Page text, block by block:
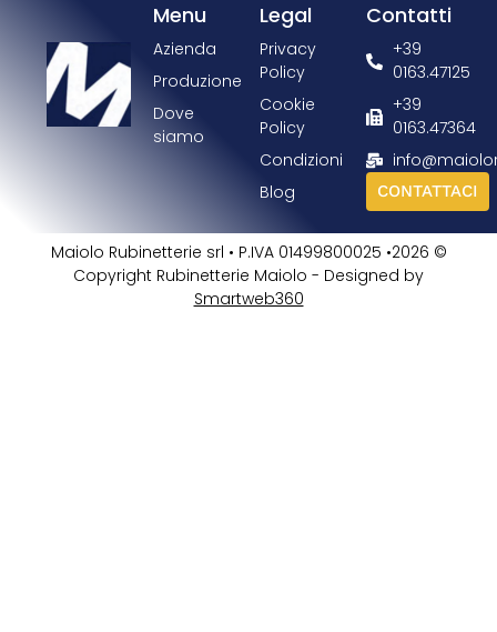
Menu
Azienda
Produzione
Dove
siamo
Legal
Privacy
Policy
Cookie
Policy
Condizioni
Blog
Contatti
+39
0163.47125
+39
0163.47364
CONTATTACI
Maiolo Rubinetterie srl • P.IVA 01499800025 •2026 ©
Copyright Rubinetterie Maiolo - Designed by
Smartweb360